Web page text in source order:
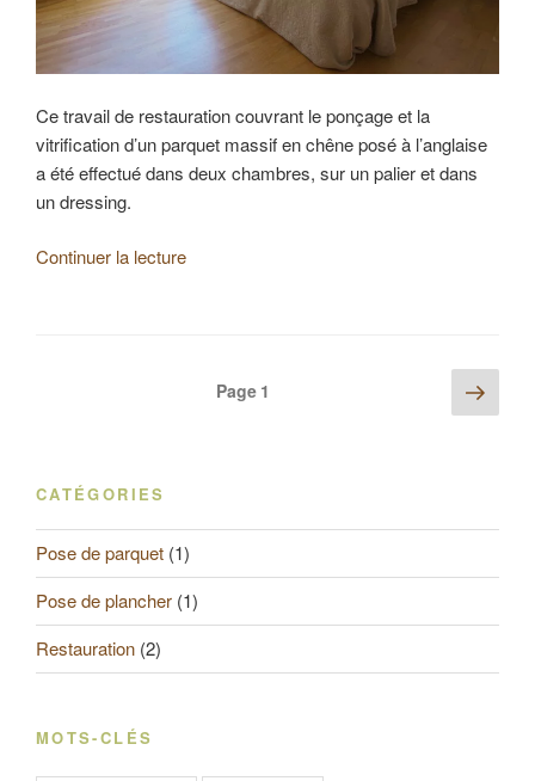
Ce travail de restauration couvrant le ponçage et la
vitrification d’un parquet massif en chêne posé à l’anglaise
a été effectué dans deux chambres, sur un palier et dans
un dressing.
Continuer la lecturede
parquet
à
l’anglaise
(75
m²) »
Page 1 Page
CATÉGORIES
Pose de parquet (1)
Pose de plancher (1)
Restauration (2)
MOTS-CLÉS